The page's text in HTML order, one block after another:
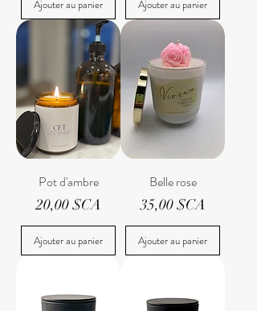
Ajouter au panier Ajouter au panier
Pot d'ambre
Prix
20,00 $CA
Ajouter au panier
Belle rose
Prix
35,00 $CA
Ajouter au panier